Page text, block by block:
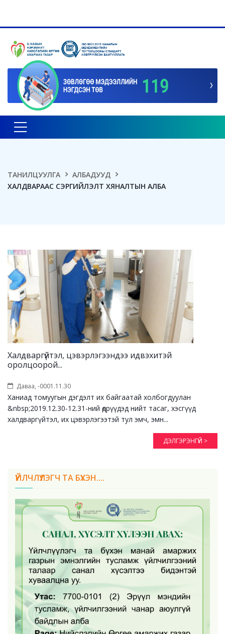
Toggle navigation
ТАНИЛЦУУЛГА
АЛБАДУУД
ХАЛДВАРААС СЭРГИЙЛЭЛТ ХЯНАЛТЫН АЛБА
Халдваргүйтэл, цэвэрлэгээндээ идвэхитэй
оролцоорой...
Даваа, -0001.11.30
Ханиад томуугын дэгдэлт их байгаатай холбогдуулан
&nbsp;2019.12.30-12.31-ний өдрүүдэд нийт тасаг, хэсгүүд
халдваргүйтэл, их цэвэрлэгээтэй тул эмч, эмн...
ДЭЛГЭРЭНГҮЙ >
ҮЙЛЧЛҮҮЛЭГЧ ТА БҮХЭН....